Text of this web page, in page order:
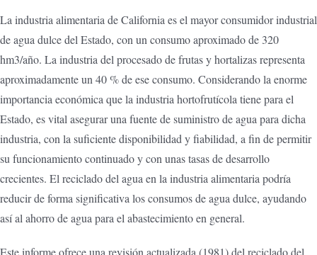
La industria alimentaria de California es el mayor consumidor industrial
de agua dulce del Estado, con un consumo aproximado de 320
hm3/año. La industria del procesado de frutas y hortalizas representa
aproximadamente un 40 % de ese consumo. Considerando la enorme
importancia económica que la industria hortofrutícola tiene para el
Estado, es vital asegurar una fuente de suministro de agua para dicha
industria, con la suficiente disponibilidad y fiabilidad, a fin de permitir
su funcionamiento continuado y con unas tasas de desarrollo
crecientes. El reciclado del agua en la industria alimentaria podría
reducir de forma significativa los consumos de agua dulce, ayudando
así al ahorro de agua para el abastecimiento en general.
Este informe ofrece una revisión actualizada (1981) del reciclado del